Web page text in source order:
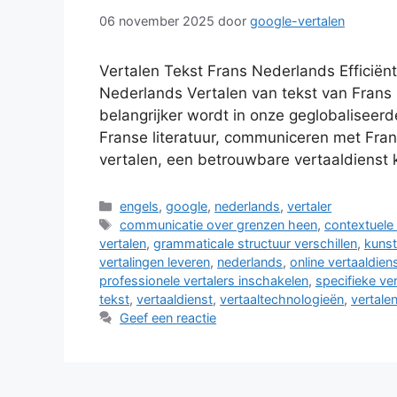
06 november 2025 door google-vertalen
Vertalen Tekst Frans Nederlands
Nederlands Vertalen van tekst van
belangrijker wordt in onze
Franse literatuur, communiceren met
vertalen, een betrouwbare
Categorieën
engels,google, nederlands,vertaler
Tags
communicatie over grenzen heen,
vertalen, grammaticale structuur verschillen,
vertalingen leveren, nederlands, online
professionele vertalers inschakelen, specifieke
tekst, vertaaldienst, vertaaltechnologieën, vertalen
Geef een reactie